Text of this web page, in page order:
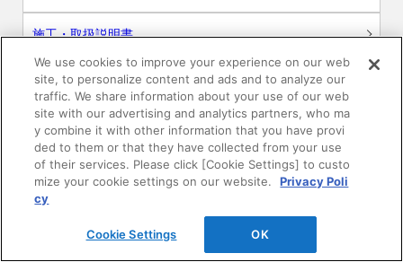
施工・取扱説明書
動画
シミュレーションツール
24時間換気システム〈エアスマート〉
簡易設計見積ソフト
R&Dセンター環境測定・分析サービス
We use cookies to improve your experience on our web
site, to personalize content and ads and to analyze our
traffic. We share information about your use of our web
site with our advertising and analytics partners, who ma
y combine it with other information that you have provi
ded to them or that they have collected from your use
of their services. Please click [Cookie Settings] to custo
mize your cookie settings on our website.
Privacy Poli
cy
Cookie Settings OK